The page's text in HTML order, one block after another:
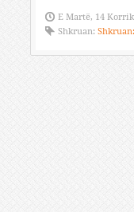
E Martë, 14 Korrik
Shkruan: